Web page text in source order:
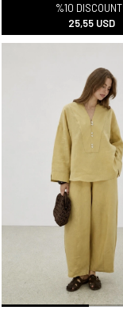
%10 DISCOUNT
25,55 USD